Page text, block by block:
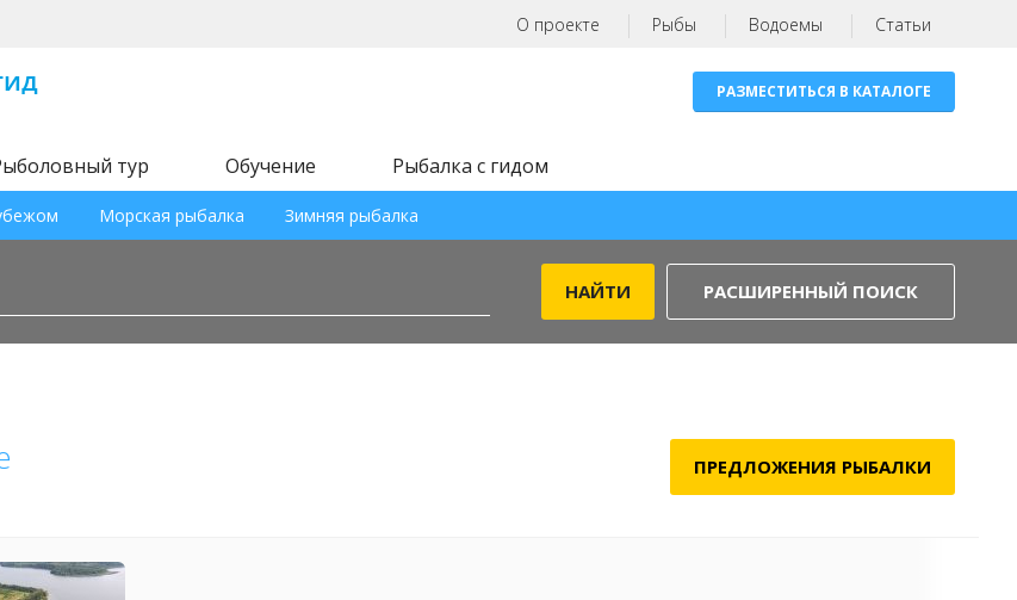
О проекте Рыбы Водоемы Статьи
РАЗМЕСТИТЬСЯ В КАТАЛОГЕ
тур Обучение Рыбалка с гидом
Морская рыбалка Зимняя рыбалка
РАСШИРЕННЫЙ ПОИСК
ПРЕДЛОЖЕНИЯ РЫБАЛКИ